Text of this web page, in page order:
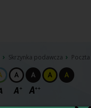
Skrzynka podawcza Poczta